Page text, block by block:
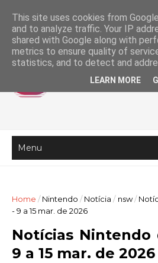
Home / Nintendo / Notícia / nsw /
- 9 a 15 mar. de 2026
Notícias Nintendo
9 a 15 mar. de 2026
This site uses cookies from
and to analyze traffic. Your IP
shared with Google along with
metrics to ensure quality of
statistics, and to detect and
LEARN MORE